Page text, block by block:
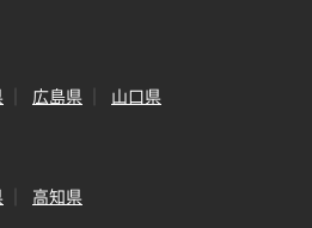
広島県 山口県
高知県